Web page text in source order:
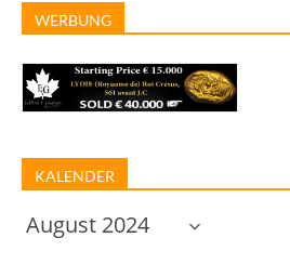
WERBUNG
KALENDER